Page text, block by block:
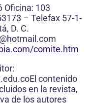
Oficina: 103
– Telefax 57-1-
D. C.
comite.htm
contenido
en la revista,
de los autores